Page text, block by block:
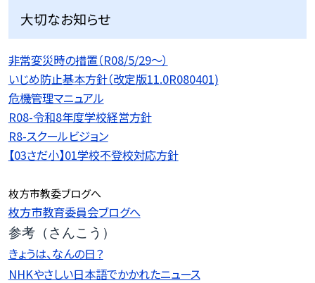
大切なお知らせ
非常変災時の措置（R08/5/29〜）
いじめ防止基本方針（改定版11.0R080401)
危機管理マニュアル
R08-令和8年度学校経営方針
R8-スクールビジョン
【03さだ小】01学校不登校対応方針
枚方市教委ブログへ
枚方市教育委員会ブログへ
参考（さんこう）
きょうは、なんの日？
NHKやさしい日本語でかかれたニュース